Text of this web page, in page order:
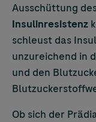
Ausschüttung
Insulinresistenz
schleust das
unzureichend in
und den
Ob sich der